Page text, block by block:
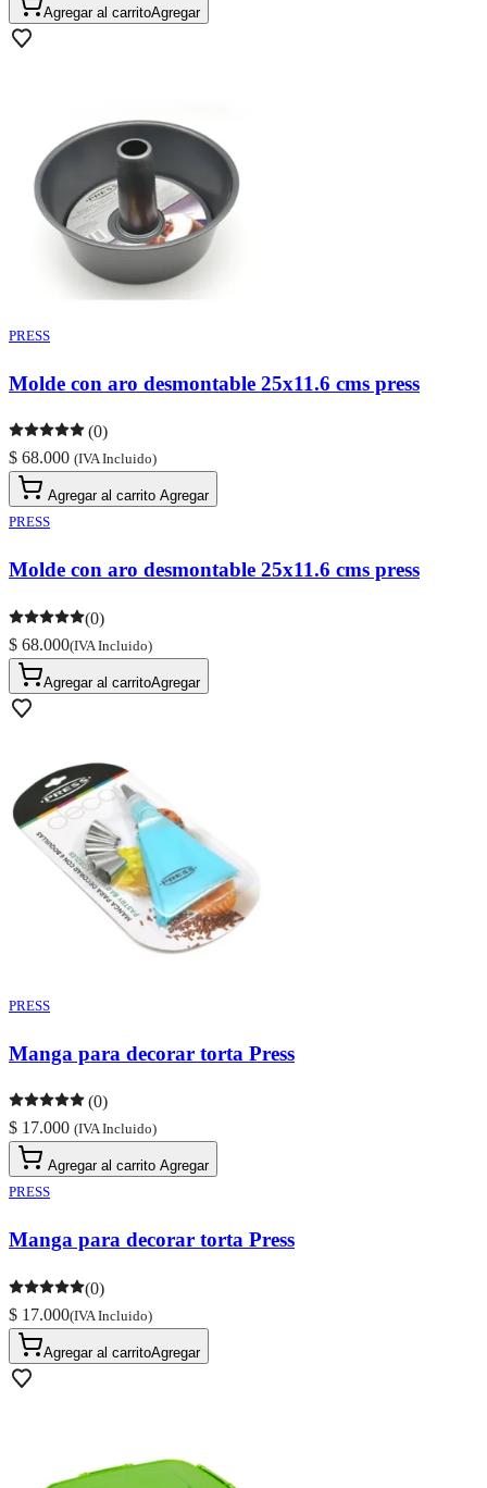
Agregar al carritoAgregar
PRESS
Molde con aro desmontable 25x11.6 cms press
(0)
$ 68.000 (IVA Incluido)
Agregar al carrito Agregar
PRESS
Molde con aro desmontable 25x11.6 cms press
(0)
$ 68.000(IVA Incluido)
Agregar al carritoAgregar
PRESS
Manga para decorar torta Press
(0)
$ 17.000 (IVA Incluido)
Agregar al carrito Agregar
PRESS
Manga para decorar torta Press
(0)
$ 17.000(IVA Incluido)
Agregar al carritoAgregar